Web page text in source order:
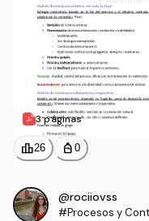
3 páginas
leaderboard26 personal_bag 0
@rociiovss
#Procesos y